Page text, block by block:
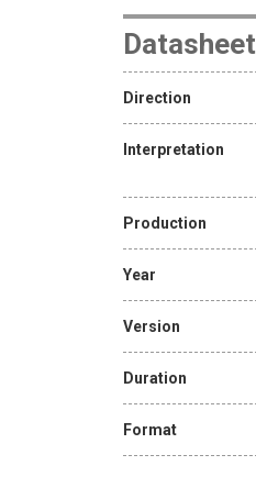
Datasheet
Direction
Interpretation
Production
Year
Version
Duration
Format